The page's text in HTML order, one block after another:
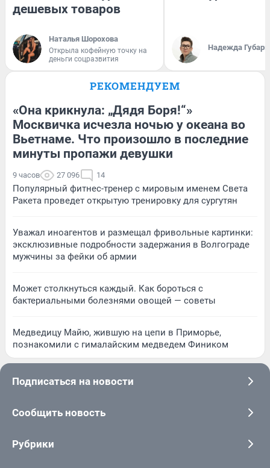
дешевых товаров
Наталья Шорохова
Открыла кофейную точку на
деньги соцразвития
Надежда Губарь
РЕКОМЕНДУЕМ
«Она крикнула: „Дядя Боря!“»
Москвичка исчезла ночью у океана во
Вьетнаме. Что произошло в последние
минуты пропажи девушки
9 часов 27 096 14
Популярный фитнес-тренер с мировым именем Света
Ракета проведет открытую тренировку для сургутян
Уважал иноагентов и размещал фривольные картинки:
эксклюзивные подробности задержания в Волгограде
мужчины за фейки об армии
Может столкнуться каждый. Как бороться с
бактериальными болезнями овощей — советы
Медведицу Майю, жившую на цепи в Приморье,
познакомили с гималайским медведем Фиником
Подписаться на новости
Сообщить новость
Рубрики